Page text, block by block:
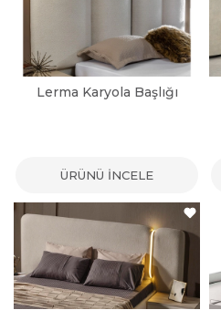
Lerma Karyola Başlığı
ÜRÜNÜ İNCELE